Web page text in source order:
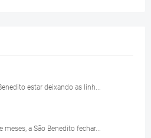
estar deixando as linh...
meses, a São Benedito fechar...